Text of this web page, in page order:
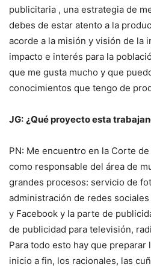
publicitaria , una estrategia de
debes de estar atento a la
acorde a la misión y visión de la
impacto e interés para la
que me gusta mucho y que
conocimientos que tengo de
JG: ¿Qué proyecto esta
PN: Me encuentro en la Corte
como responsable del área de
grandes procesos: servicio de
administración de redes
y Facebook y la parte de
de publicidad para televisión,
Para todo esto hay que preparar
inicio a fin, los racionales, las